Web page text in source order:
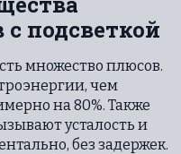
подсветкой
множество плюсов.
чем
на 80%. Также
усталость и
без задержек.